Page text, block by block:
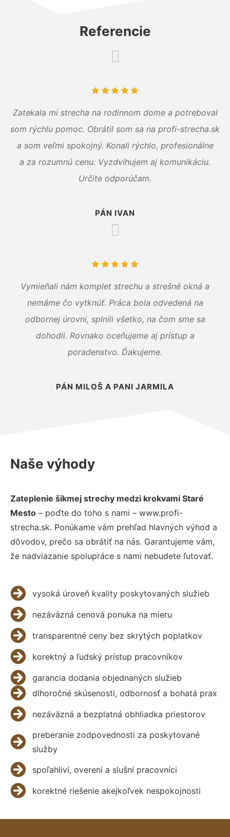
Referencie
Zatekala mi strecha na rodinnom dome a potreboval
som rýchlu pomoc. Obrátil som sa na profi-strecha.sk
a som veľmi spokojný. Konali rýchlo, profesionálne
a za rozumnú cenu. Vyzdvihujem aj komunikáciu.
Určite odporúčam.
PÁN IVAN
Vymieňali nám komplet strechu a strešné okná a
nemáme čo vytknúť. Práca bola odvedená na
odbornej úrovni, splnili všetko, na čom sme sa
dohodli. Rovnako oceňujeme aj prístup a
poradenstvo. Ďakujeme.
PÁN MILOŠ A PANI JARMILA
Naše výhody
Zateplenie šikmej strechy medzi krokvami Staré
Mesto – poďte do toho s nami – www.profi-
strecha.sk. Ponúkame vám prehľad hlavných výhod a
dôvodov, prečo sa obrátiť na nás. Garantujeme vám,
že nadviazanie spolupráce s nami nebudete ľutovať.
vysoká úroveň kvality poskytovaných služieb
nezáväzná cenová ponuka na mieru
transparentné ceny bez skrytých poplatkov
korektný a ľudský prístup pracovníkov
garancia dodania objednaných služieb
dlhoročné skúsenosti, odbornosť a bohatá prax
nezáväzná a bezplatná obhliadka priestorov
preberanie zodpovednosti za poskytované
služby
spoľahliví, overení a slušní pracovníci
korektné riešenie akejkoľvek nespokojnosti